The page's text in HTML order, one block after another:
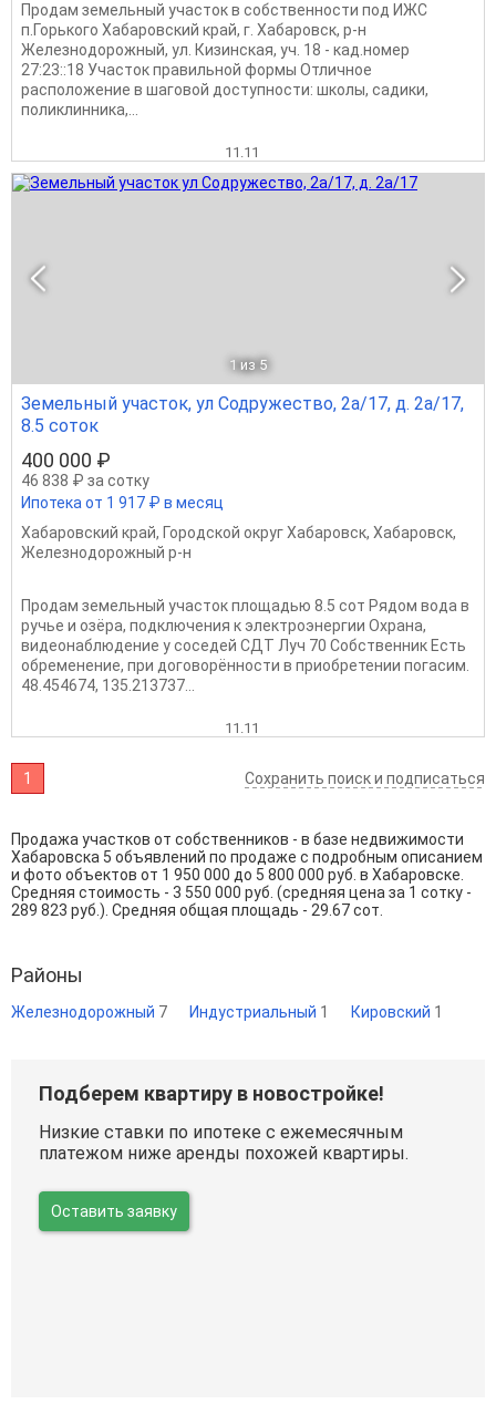
Продам земельный участок в собственности под ИЖС
п.Горького Хабаровский край, г. Хабаровск, р-н
Железнодорожный, ул. Кизинская, уч. 18 - кад.номер
27:23::18 Участок правильной формы Отличное
расположение в шаговой доступности: школы, садики,
поликлинника,...
11.11
1 из 5
Земельный участок, ул Содружество, 2а/17, д. 2а/17,
8.5 соток
400 000 ₽
46 838 ₽ за сотку
Ипотека от 1 917 ₽ в месяц
Хабаровский край, Городской округ Хабаровск, Хабаровск,
Железнодорожный р-н
Продам земельный участок площадью 8.5 сот Рядом вода в
ручье и озёра, подключения к электроэнергии Охрана,
видеонаблюдение у соседей СДТ Луч 70 Собственник Есть
обременение, при договорённости в приобретении погасим.
48.454674, 135.213737...
11.11
1 Сохранить поиск и подписаться
Продажа участков от собственников - в базе недвижимости
Хабаровска 5 объявлений по продаже с подробным описанием
и фото объектов от 1 950 000 до 5 800 000 руб. в Хабаровске.
Средняя стоимость - 3 550 000 руб. (средняя цена за 1 сотку -
289 823 руб.). Средняя общая площадь - 29.67 сот.
Районы
Железнодорожный 7 Индустриальный 1 Кировский 1
Подберем квартиру в новостройке!
Низкие ставки по ипотеке с ежемесячным
платежом ниже аренды похожей квартиры.
Оставить заявку